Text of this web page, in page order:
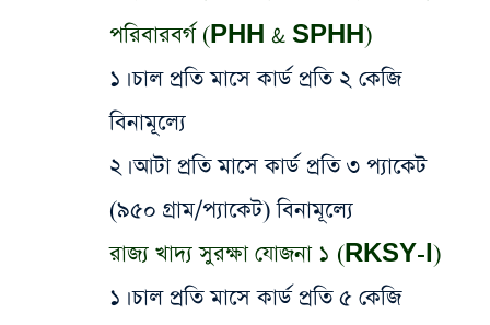
পরিবারবর্গ (PHH & SPHH)
​১। চাল প্রতি মাসে কার্ড প্রতি ২ কেজি
বিনামূল্যে
২। আটা প্রতি মাসে কার্ড প্রতি ৩ প্যাকেট
(৯৫০ গ্রাম/প্যাকেট) বিনামূল্যে
রাজ্য খাদ্য সুরক্ষা যোজনা ১ (RKSY-I)
​১। চাল প্রতি মাসে কার্ড প্রতি ৫ কেজি